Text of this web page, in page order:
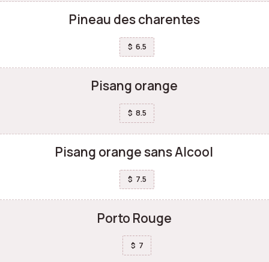
Pineau des charentes
$ 6.5
Pisang orange
$ 8.5
Pisang orange sans Alcool
$ 7.5
Porto Rouge
$ 7